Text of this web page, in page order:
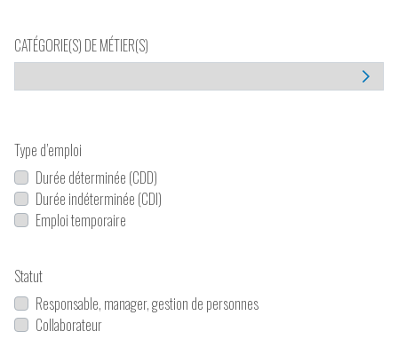
CATÉGORIE(S) DE MÉTIER(S)
Type d’emploi
Durée déterminée (CDD)
Durée indéterminée (CDI)
Emploi temporaire
Statut
Responsable, manager, gestion de personnes
Collaborateur